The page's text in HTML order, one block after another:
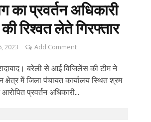
का प्रवर्तन अधिकारी
रिश्वत लेते गिरफ्तार
2023 Add Comment
बरेली से आई विजिलेंस की टीम ने
क्षेत्र में जिला पंचायत कार्यालय स्थित श्रम
प्रवर्तन अधिकारी...